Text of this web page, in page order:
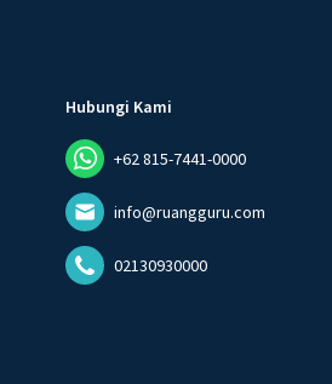
Hubungi Kami
+62 815-7441-0000
info@ruangguru.com
02130930000